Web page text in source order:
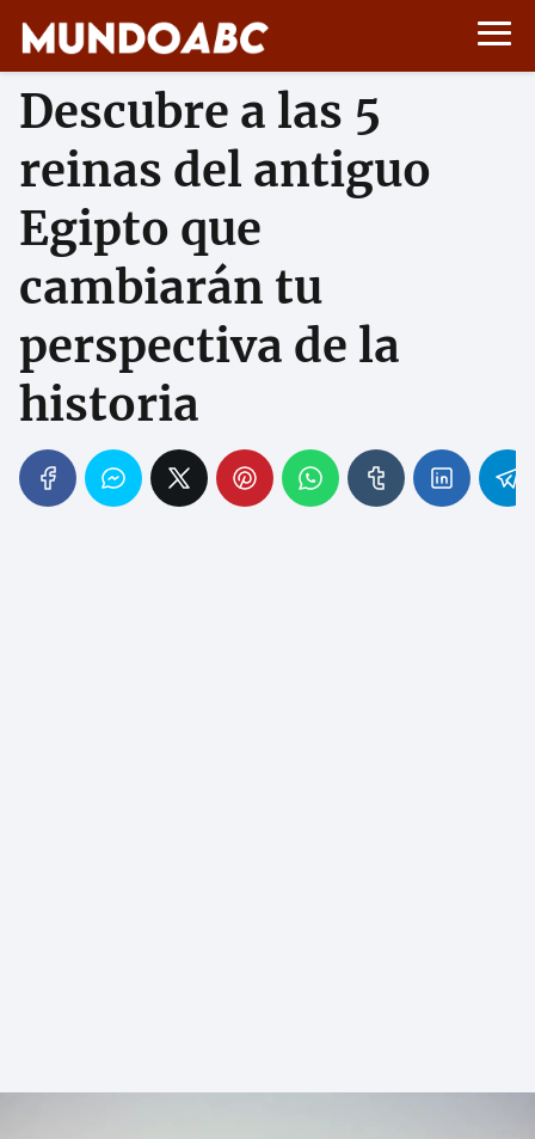
Descubre a las 5
reinas del antiguo
Egipto que
cambiarán tu
perspectiva de la
historia